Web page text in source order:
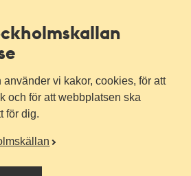
vi kakor, cookies, för att
och för att webbplatsen ska
för dig.